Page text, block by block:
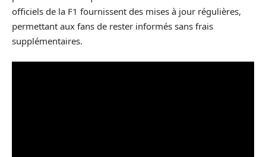
officiels de la F1 fournissent des mises à jour régulières,
permettant aux fans de rester informés sans frais
supplémentaires.